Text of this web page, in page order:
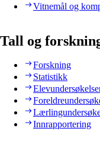
Vitnemål og
Tall og
Forskning
Statistikk
Innrapportering